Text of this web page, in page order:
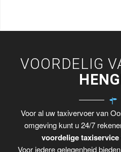
VOORDELIG
Voor al uw taxivervoer van
omgeving kunt u 24/7
voordelige
Voor iedere gelegenheid